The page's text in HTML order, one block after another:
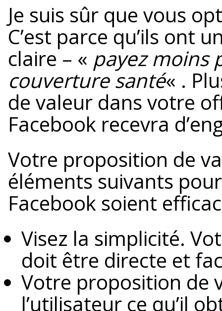
Je suis sûr que vous
C’est parce qu’ils ont
claire – « payez moins
couverture santé« .
de valeur dans votre
Facebook recevra
Votre proposition de
éléments suivants
Facebook soient
Visez la simplicité.
doit être directe et
Votre proposition de
l’utilisateur ce qu’il